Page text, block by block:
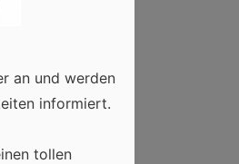
auf die Pisten
spielt
an und werden
informiert.
tollen